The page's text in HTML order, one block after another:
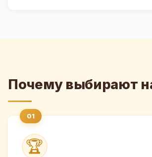
Почему выбирают
🏆